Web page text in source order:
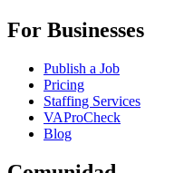
For Businesses
Publish a Job
Pricing
Staffing Services
VAProCheck
Blog